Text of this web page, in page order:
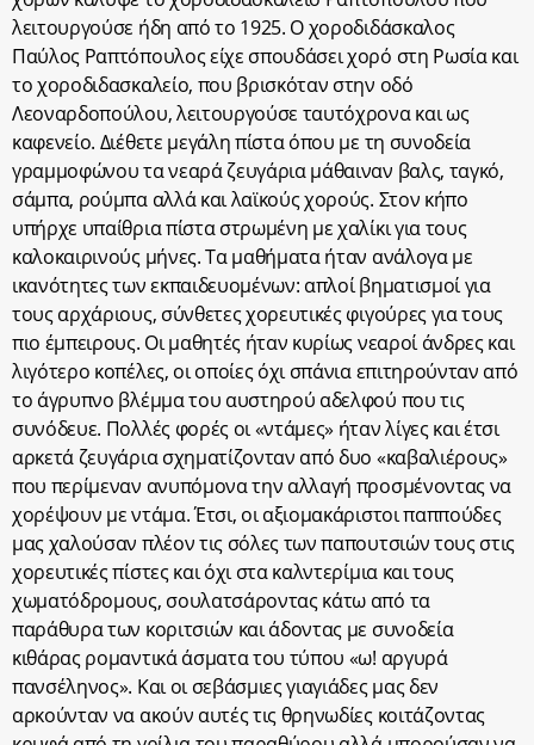
λειτουργούσε ήδη από το 1925. Ο χοροδιδάσκαλος
Παύλος Ραπτόπουλος είχε σπουδάσει χορό στη Ρωσία και
το χοροδιδασκαλείο, που βρισκόταν στην οδό
Λεοναρδοπούλου, λειτουργούσε ταυτόχρονα και ως
καφενείο. Διέθετε μεγάλη πίστα όπου με τη συνοδεία
γραμμοφώνου τα νεαρά ζευγάρια μάθαιναν βαλς, ταγκό,
σάμπα, ρούμπα αλλά και λαϊκούς χορούς. Στον κήπο
υπήρχε υπαίθρια πίστα στρωμένη με χαλίκι για τους
καλοκαιρινούς μήνες. Τα μαθήματα ήταν ανάλογα με
ικανότητες των εκπαιδευομένων: απλοί βηματισμοί για
τους αρχάριους, σύνθετες χορευτικές φιγούρες για τους
πιο έμπειρους. Οι μαθητές ήταν κυρίως νεαροί άνδρες και
λιγότερο κοπέλες, οι οποίες όχι σπάνια επιτηρούνταν από
το άγρυπνο βλέμμα του αυστηρού αδελφού που τις
συνόδευε. Πολλές φορές οι «ντάμες» ήταν λίγες και έτσι
αρκετά ζευγάρια σχηματίζονταν από δυο «καβαλιέρους»
που περίμεναν ανυπόμονα την αλλαγή προσμένοντας να
χορέψουν με ντάμα. Έτσι, οι αξιομακάριστοι παππούδες
μας χαλούσαν πλέον τις σόλες των παπουτσιών τους στις
χορευτικές πίστες και όχι στα καλντερίμια και τους
χωματόδρομους, σουλατσάροντας κάτω από τα
παράθυρα των κοριτσιών και άδοντας με συνοδεία
κιθάρας ρομαντικά άσματα του τύπου «ω! αργυρά
πανσέληνος». Και οι σεβάσμιες γιαγιάδες μας δεν
αρκούνταν να ακούν αυτές τις θρηνωδίες κοιτάζοντας